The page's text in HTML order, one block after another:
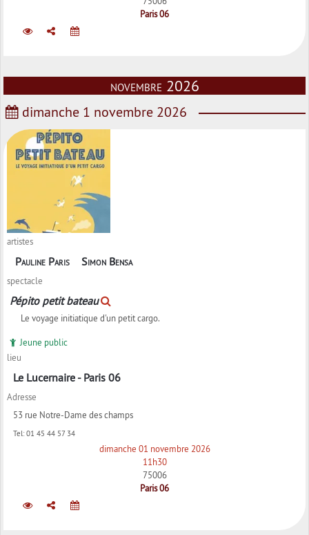
Paris 06
novembre 2026
dimanche 1 novembre 2026
artistes
Pauline Paris Simon Bensa
spectacle
Pépito petit bateau
Le voyage initiatique d'un petit cargo.
Jeune public
lieu
Le Lucernaire - Paris 06
Adresse
53 rue Notre-Dame des champs
Tel: 01 45 44 57 34
dimanche 01 novembre 2026
11h30
75006
Paris 06